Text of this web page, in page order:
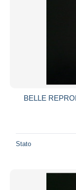
BELLE
Stato